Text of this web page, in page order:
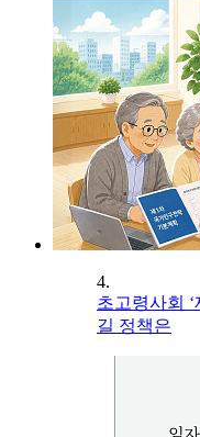
4.
초고령사회
길 정책은